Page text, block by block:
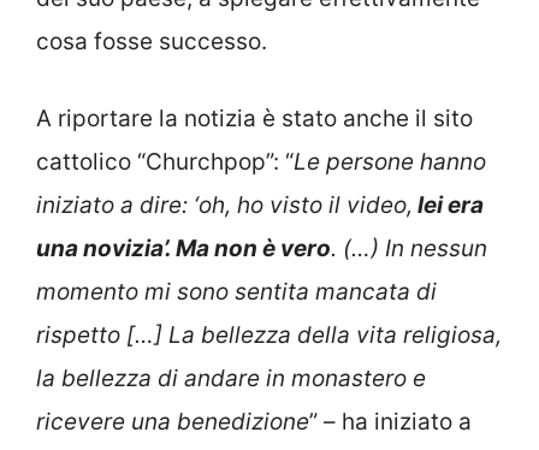
cosa fosse successo.
A riportare la notizia è stato anche il sito
cattolico “Churchpop”: “Le persone hanno
iniziato a dire: ‘oh, ho visto il video, lei era
una novizia’. Ma non è vero. (…) In nessun
momento mi sono sentita mancata di
rispetto […] La bellezza della vita religiosa,
la bellezza di andare in monastero e
ricevere una benedizione” – ha iniziato a